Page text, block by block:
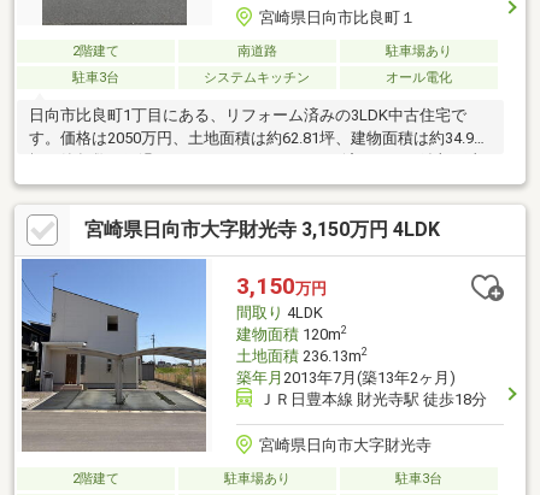
宮崎県日向市比良町１
2階建て 南道路
駐車場あり
駐車3台
システムキッチン オール電化
日向市比良町1丁目にある、リフォーム済みの3LDK中古住宅で
す。価格は2050万円、土地面積は約62.81坪、建物面積は約34.94
の負担を抑えやすく、新生活を始めやすい一棟です。人気の比良
町エリアに位置し、スーパー・コンビニ・病院・学校などの生活
利便施設が充実した暮らしやすい住環境も魅力。オール電化仕様
で、駐車スペースは3台分あります。新築よりも費用を抑えなが
ら、リフォーム済み住宅を検討したい方におすすめです。※現在
入居中のため、内覧は前日までのご予約をお願いいたします。
宮崎県日向市大字財光寺 3,150万円 4LDK
3,150万円
間取り 4LDK
建物面積120m2
土地面積236.13m2
築年月 2013年7月(築13年2ヶ月)
ＪＲ日豊本線 財光寺駅 徒歩18分
宮崎県日向市大字財光寺
2階建て 駐車場あり
駐車3台